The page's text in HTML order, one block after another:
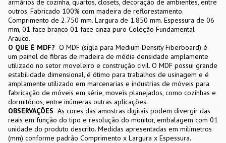
armários de cozinha, quartos, closets, decoração de ambientes, entre
outros. Fabricado 100% com madeira de reflorestamento.
Comprimento de 2.750 mm. Largura de 1.850 mm. Espessura de 06
mm, 01 face branco 01 face cinza puro Coleção Fundamental
Arauco.
O QUE É MDF? O MDF (sigla para Medium Density Fiberboard) é
um painel de fibras de madeira de média densidade amplamente
utilizado no setor moveleiro e construção civil. O MDF possui grande
estabilidade dimensional, é ótimo para trabalhos de usinagem e é
amplamente utilizado em marcenarias e industrias de móveis para
fabricação de móveis em série, moveis planejados, como cozinhas e
dormitórios, entre inúmeras outras aplicações.
OBSERVAÇÕES As cores das amostras digitais podem divergir das
reais em função do tipo e resolução do monitor, embalagem com 01
unidade do produto descrito. Medidas apresentadas em milímetros
(mm) conforme padrão Comprimento x Largura x Espessura.